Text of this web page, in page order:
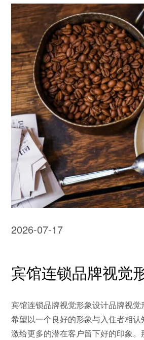
2026-07-17
宾馆连锁品牌视觉
宾馆连锁品牌视觉形象设计品牌视
希望以一个良好的形象与入住者相
激给更多的潜在客户留下好的印象